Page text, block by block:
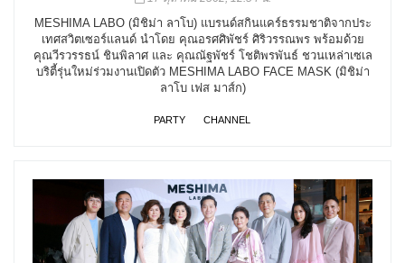
MESHIMA LABO (มิชิม่า ลาโบ) แบรนด์สกินแคร์ธรรมชาติจากประ
เทศสวิตเซอร์แลนด์ นำโดย คุณอรศศิพัชร์ ศิริวรรณพร พร้อมด้วย
คุณวีรวรรธน์ ชินพิลาศ และ คุณณัฐพัชร์ โชติพรพันธ์ ชวนเหล่าเซเล
บริตี้รุ่นใหม่ร่วมงานเปิดตัว MESHIMA LABO FACE MASK (มิชิม่า
ลาโบ เฟส มาส์ก)
PARTY CHANNEL